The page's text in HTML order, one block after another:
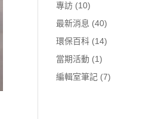
專訪 (10)
最新消息 (40)
環保百科 (14)
當期活動 (1)
編輯室筆記 (7)